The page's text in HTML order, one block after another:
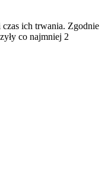
ich trwania. Zgodnie
co najmniej 2